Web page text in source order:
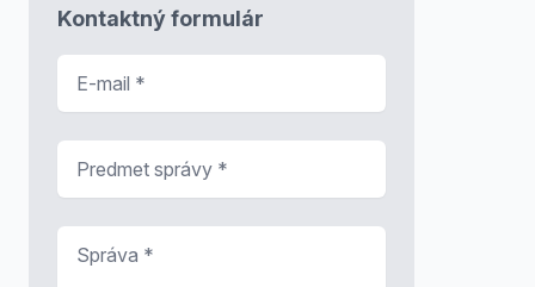
Kontaktný formulár